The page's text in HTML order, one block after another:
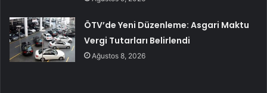
ÖTV’de Yeni Düzenleme: Asgari Maktu
Vergi Tutarları Belirlendi
Ağustos 8, 2026